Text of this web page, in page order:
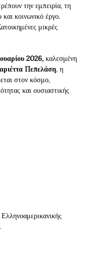
την εμπειρία, τη
κοινωνικό έργο.
μικρές
2026, καλεσμένη
Πεπελάση, η
στον κόσμο,
και ουσιαστικής